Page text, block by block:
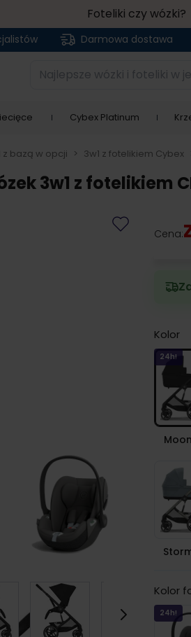
Foteliki czy
Darmowa dostawa
Najlepsze wózki i foteliki w
Cybex Platinum
z bazą w opcji > 3w1 z fotelikiem Cybex
3w1 z fotelikiem
Cena:
Kolor
24h!
Kolor
24h!